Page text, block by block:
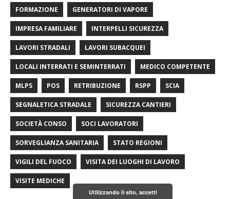
FORMAZIONE GENERATORI DI VAPORE
IMPRESA FAMILIARE INTERPELLI SICUREZZA
LAVORI STRADALI LAVORI SUBACQUEI
LOCALI INTERRATI E SEMINTERRATI MEDICO COMPETENTE
MLPS POS RETRIBUZIONE RSPP SCIA
SEGNALETICA STRADALE SICUREZZA CANTIERI
SOCIETÀ CONSO SOCI LAVORATORI
SORVEGLIANZA SANITARIA STATO REGIONI
VIGILI DEL FUOCO VISITA DEI LUOGHI DI LAVORO
VISITE MEDICHE
Utilizzando il sito, accetti